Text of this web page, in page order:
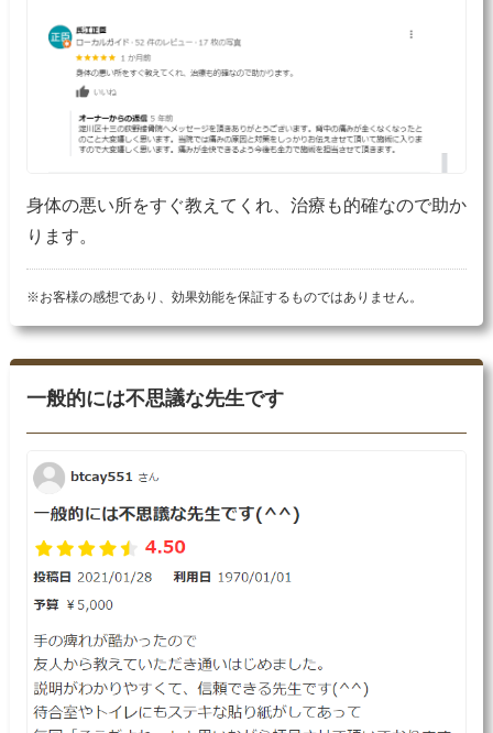
身体の悪い所をすぐ教えてくれ、治療も的確なので助か
ります。
※お客様の感想であり、効果効能を保証するものではありません。
一般的には不思議な先生です